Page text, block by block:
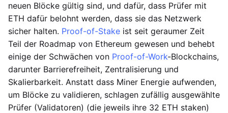
neuen Blöcke gültig sind, und dafür, dass Prüfer mit
ETH dafür belohnt werden, dass sie das Netzwerk
sicher halten. Proof-of-Stake ist seit geraumer Zeit
Teil der Roadmap von Ethereum gewesen und behebt
einige der Schwächen von Proof-of-Work-Blockchains,
darunter Barrierefreiheit, Zentralisierung und
Skalierbarkeit. Anstatt dass Miner Energie aufwenden,
um Blöcke zu validieren, schlagen zufällig ausgewählte
Prüfer (Validatoren) (die jeweils ihre 32 ETH staken)